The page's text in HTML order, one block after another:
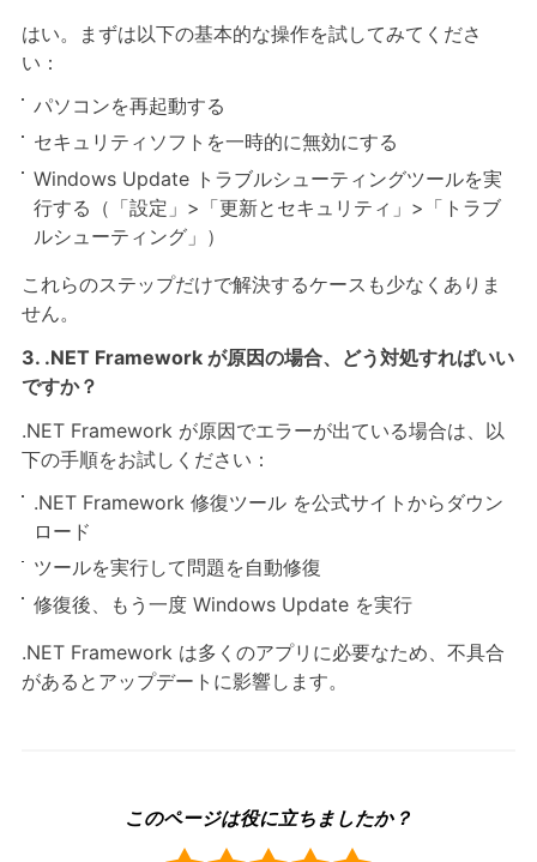
はい。まずは以下の基本的な操作を試してみてくださ
い：
パソコンを再起動する
セキュリティソフトを一時的に無効にする
Windows Update トラブルシューティングツールを実
行する（「設定」>「更新とセキュリティ」>「トラブ
ルシューティング」）
これらのステップだけで解決するケースも少なくありま
せん。
3. .NET Framework が原因の場合、どう対処すればいい
ですか？
.NET Framework が原因でエラーが出ている場合は、以
下の手順をお試しください：
.NET Framework 修復ツール を公式サイトからダウン
ロード
ツールを実行して問題を自動修復
修復後、もう一度 Windows Update を実行
.NET Framework は多くのアプリに必要なため、不具合
があるとアップデートに影響します。
このページは役に立ちましたか？